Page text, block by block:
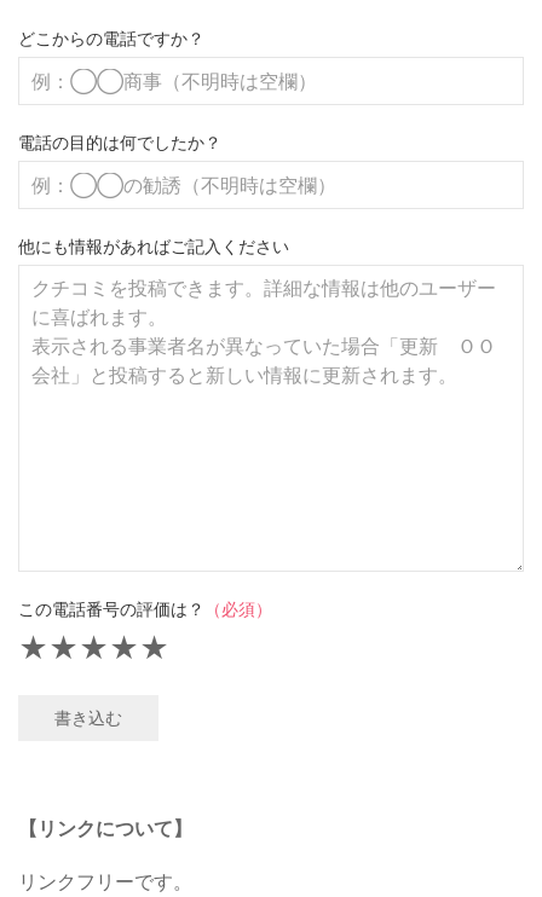
どこからの電話ですか？
電話の目的は何でしたか？
他にも情報があればご記入ください
この電話番号の評価は？ （必須）
★
★
★
★
★
書き込む
【リンクについて】
リンクフリーです。